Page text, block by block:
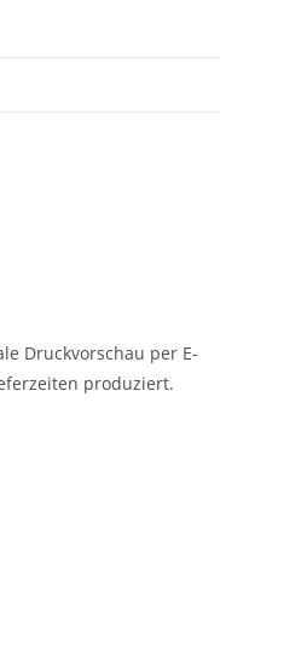
Druckvorschau per E-
produziert.